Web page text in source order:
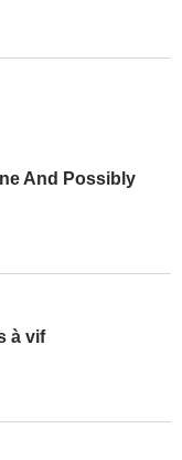
And Possibly
à vif